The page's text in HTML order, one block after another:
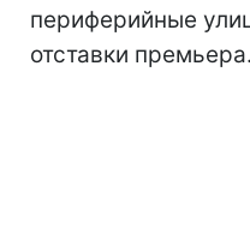
периферийные
отставки премьера.